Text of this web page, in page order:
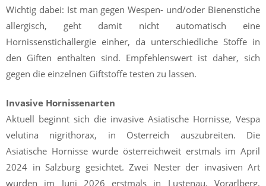
Wichtig dabei: Ist man gegen Wespen- und/oder Bienenstiche
allergisch, geht damit nicht automatisch eine
Hornissenstichallergie einher, da unterschiedliche Stoffe in
den Giften enthalten sind. Empfehlenswert ist daher, sich
gegen die einzelnen Giftstoffe testen zu lassen.
Invasive Hornissenarten
Aktuell beginnt sich die invasive Asiatische Hornisse, Vespa
velutina nigrithorax, in Österreich auszubreiten. Die
Asiatische Hornisse wurde österreichweit erstmals im April
2024 in Salzburg gesichtet. Zwei Nester der invasiven Art
wurden im Juni 2026 erstmals in Lustenau, Vorarlberg,